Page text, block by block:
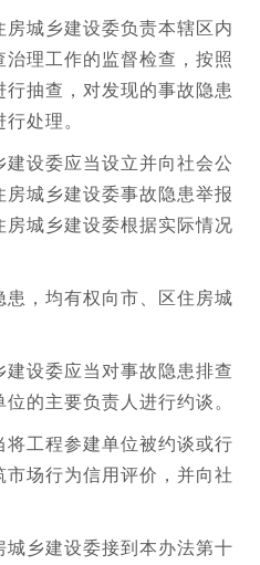
城乡建设委负责本辖区内
理工作的监督检查，按照
抽查，对发现的事故隐患
处理。
设委应当设立并向社会公
城乡建设委事故隐患举报
城乡建设委根据实际情况
，均有权向市、区住房城
设委应当对事故隐患排查
的主要负责人进行约谈。
工程参建单位被约谈或行
场行为信用评价，并向社
乡建设委接到本办法第十